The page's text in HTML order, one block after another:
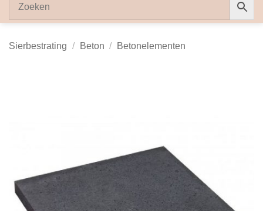
Sierbestrating / Beton / Betonelementen